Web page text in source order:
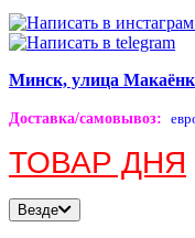
Минск, улица
Доставка/самовывоз:
ТОВАР ДНЯ
Везде